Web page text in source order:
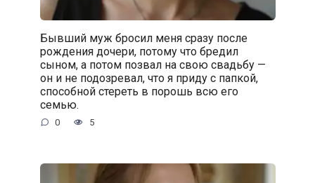
Бывший муж бросил меня сразу после
рождения дочери, потому что бредил
сыном, а потом позвал на свою свадьбу —
он и не подозревал, что я приду с папкой,
способной стереть в порошь всю его
семью.
0 5